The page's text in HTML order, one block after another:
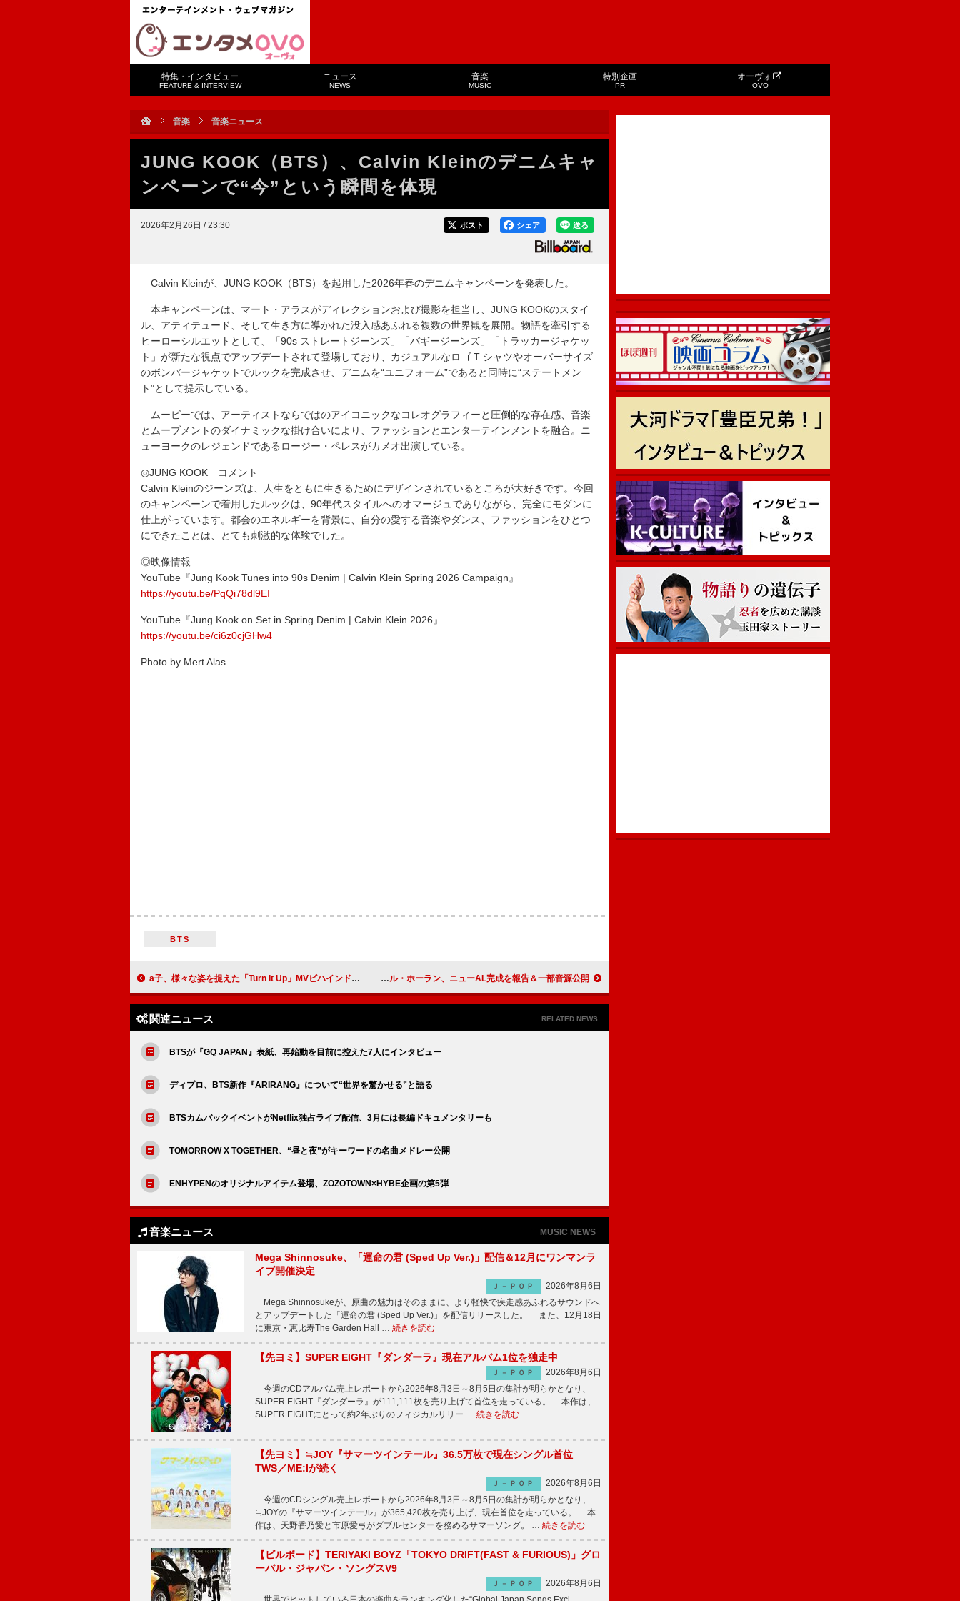
特集・インタビュー
FEATURE & INTERVIEW
ニュース
NEWS
音楽
MUSIC
特別企画
PR
オーヴォ
OVO
音楽 音楽ニュース
JUNG KOOK（BTS）、Calvin Kleinのデニムキャ
ンペーンで“今”という瞬間を体現
2026年2月26日 / 23:30 送る
シェア
ポスト
Calvin Kleinが、JUNG KOOK（BTS）を起用した2026年春のデニムキャンペーンを発表した。
本キャンペーンは、マート・アラスがディレクションおよび撮影を担当し、JUNG KOOKのスタイ
ル、アティテュード、そして生き方に導かれた没入感あふれる複数の世界観を展開。物語を牽引する
ヒーローシルエットとして、「90s ストレートジーンズ」「バギージーンズ」「トラッカージャケッ
ト」が新たな視点でアップデートされて登場しており、カジュアルなロゴ T シャツやオーバーサイズ
のボンバージャケットでルックを完成させ、デニムを“ユニフォーム”であると同時に“ステートメン
ト”として提示している。
ムービーでは、アーティストならではのアイコニックなコレオグラフィーと圧倒的な存在感、音楽
とムーブメントのダイナミックな掛け合いにより、ファッションとエンターテインメントを融合。ニ
ューヨークのレジェンドであるロージー・ペレスがカメオ出演している。
◎JUNG KOOK コメント
Calvin Kleinのジーンズは、人生をともに生きるためにデザインされているところが大好きです。今回
のキャンペーンで着用したルックは、90年代スタイルへのオマージュでありながら、完全にモダンに
仕上がっています。都会のエネルギーを背景に、自分の愛する音楽やダンス、ファッションをひとつ
にできたことは、とても刺激的な体験でした。
◎映像情報
YouTube『Jung Kook Tunes into 90s Denim | Calvin Klein Spring 2026 Campaign』
https://youtu.be/PqQi78dl9EI
YouTube『Jung Kook on Set in Spring Denim | Calvin Klein 2026』
https://youtu.be/ci6z0cjGHw4
Photo by Mert Alas
BTS
a子、様々な姿を捉えた「Turn It Up」MVビハインド映像を公開 ナイル・ホーラン、ニューAL完成を報告＆一部音源公開
関連ニュース RELATED NEWS
BTSが『GQ JAPAN』表紙、再始動を目前に控えた7人にインタビュー
ディプロ、BTS新作『ARIRANG』について“世界を驚かせる”と語る
BTSカムバックイベントがNetflix独占ライブ配信、3月には長編ドキュメンタリーも
TOMORROW X TOGETHER、“昼と夜”がキーワードの名曲メドレー公開
ENHYPENのオリジナルアイテム登場、ZOZOTOWN×HYBE企画の第5弾
音楽ニュース MUSIC NEWS
Mega Shinnosuke、「運命の君 (Sped Up Ver.)」配信＆12月にワンマンラ
イブ開催決定
Ｊ－ＰＯＰ
2026年8月6日
Mega Shinnosukeが、原曲の魅力はそのままに、より軽快で疾走感あふれるサウンドへ
とアップデートした「運命の君 (Sped Up Ver.)」を配信リリースした。 また、12月18日
に東京・恵比寿The Garden Hall … 続きを読む
【先ヨミ】SUPER EIGHT『ダンダーラ』現在アルバム1位を独走中
Ｊ－ＰＯＰ
2026年8月6日
今週のCDアルバム売上レポートから2026年8月3日～8月5日の集計が明らかとなり、
SUPER EIGHT『ダンダーラ』が111,111枚を売り上げて首位を走っている。 本作は、
SUPER EIGHTにとって約2年ぶりのフィジカルリリー … 続きを読む
【先ヨミ】≒JOY『サマーツインテール』36.5万枚で現在シングル首位
TWS／ME:Iが続く
Ｊ－ＰＯＰ
2026年8月6日
今週のCDシングル売上レポートから2026年8月3日～8月5日の集計が明らかとなり、
≒JOYの『サマーツインテール』が365,420枚を売り上げ、現在首位を走っている。 本
作は、天野香乃愛と市原愛弓がダブルセンターを務めるサマーソング。 … 続きを読む
【ビルボード】TERIYAKI BOYZ「TOKYO DRIFT(FAST & FURIOUS)」グロ
ーバル・ジャパン・ソングスV9
Ｊ－ＰＯＰ
2026年8月6日